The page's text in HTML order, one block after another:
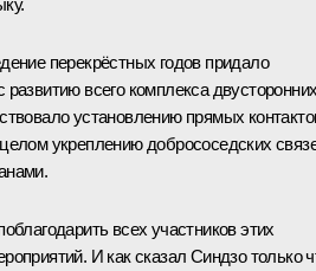
перекрёстных годов придало
всего комплекса
установлению прямых
укреплению добрососедских
всех участников этих
И как сказал Синдзо только